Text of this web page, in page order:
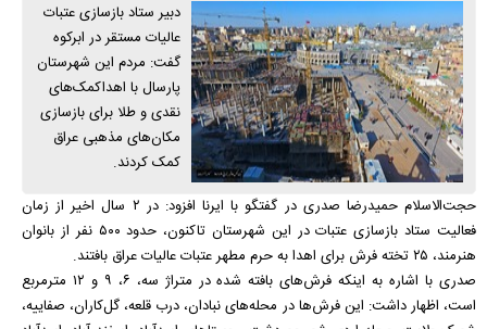
دبیر ستاد بازسازی عتبات
عالیات مستقر در ابرکوه
گفت: مردم این شهرستان
پارسال با اهداکمک‌های
نقدی و طلا برای بازسازی
مکان‌های مذهبی عراق
کمک کردند.
حجت‌الاسلام حمیدرضا صدری در گفتگو با ایرنا افزود: در ۲ سال اخیر از زمان
فعالیت ستاد بازسازی عتبات در این شهرستان تاکنون، حدود ۵۰۰ نفر از بانوان
هنرمند، ۲۵ تخته فرش برای اهدا به حرم مطهر عتبات عالیات عراق بافتند.
صدری با اشاره به اینکه فرش‌های بافته شده در متراژ سه، ۶، ۹ و ۱۲ مترمربع
است، اظهار داشت: این فرش‌ها در محله‌های نبادان، درب قلعه، گل‌کاران، صفاییه،